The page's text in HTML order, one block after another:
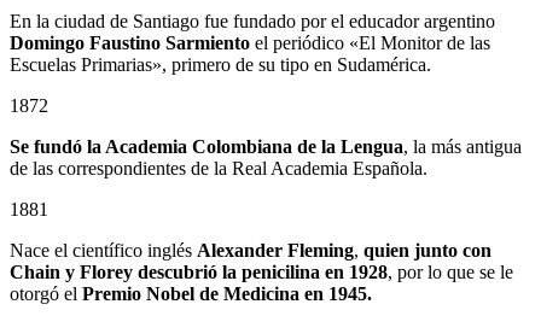
En la ciudad de Santiago fue fundado por el educador argentino
Domingo Faustino Sarmiento el periódico «El Monitor de las
Escuelas Primarias», primero de su tipo en Sudamérica.
1872
Se fundó la Academia Colombiana de la Lengua, la más antigua
de las correspondientes de la Real Academia Española.
1881
Nace el científico inglés Alexander Fleming, quien junto con
Chain y Florey descubrió la penicilina en 1928, por lo que se le
otorgó el Premio Nobel de Medicina en 1945.